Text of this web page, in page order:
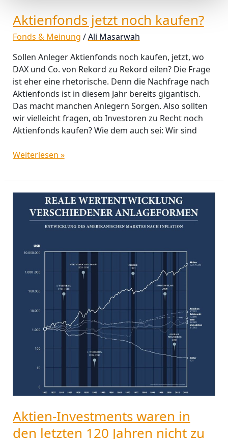
Aktienfonds jetzt noch kaufen?
Fonds & Meinung /Ali Masarwah
Sollen Anleger Aktienfonds noch kaufen, jetzt, wo
DAX und Co. von Rekord zu Rekord eilen? Die Frage
ist eher eine rhetorische. Denn die Nachfrage nach
Aktienfonds ist in diesem Jahr bereits gigantisch.
Das macht manchen Anlegern Sorgen. Also sollten
wir vielleicht fragen, ob Investoren zu Recht noch
Aktienfonds kaufen? Wie dem auch sei: Wir sind
Weiterlesen »
Aktien-Investments waren in
den letzten 120 Jahren nicht zu
Investments
waren
120
nicht